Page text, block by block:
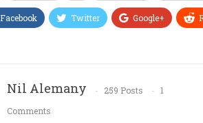
Facebook Twitter Google+
Nil Alemany 259 Posts
1
Comments